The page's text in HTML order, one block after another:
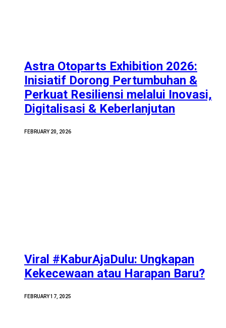
Astra Otoparts Exhibition 2026:
Inisiatif Dorong Pertumbuhan &
Perkuat Resiliensi melalui Inovasi,
Digitalisasi & Keberlanjutan
FEBRUARY 20, 2026
Viral #KaburAjaDulu: Ungkapan
Kekecewaan atau Harapan Baru?
FEBRUARY 17, 2025